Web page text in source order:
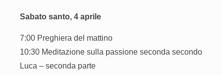
Sabato santo, 4 aprile
7:00 Preghiera del mattino
10:30 Meditazione sulla passione seconda secondo
Luca – seconda parte